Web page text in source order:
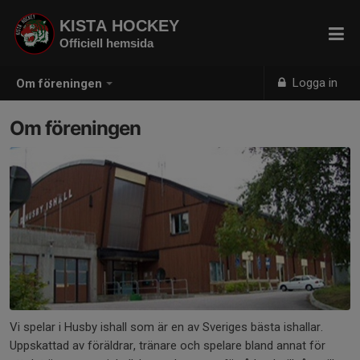
Om föreningen Logga in
KISTA HOCKEY
Officiell hemsida
Om föreningen
Vi spelar i Husby ishall som är en av Sveriges bästa ishallar.
Uppskattad av föräldrar, tränare och spelare bland annat för